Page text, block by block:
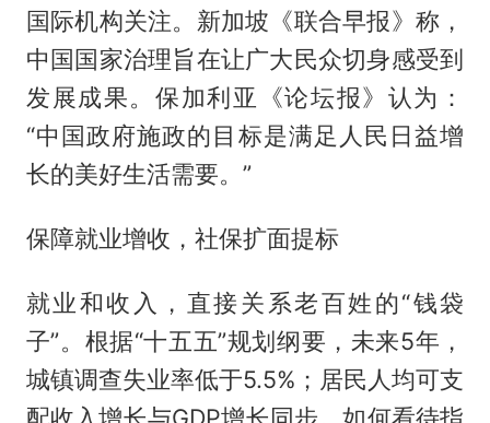
国际机构关注。新加坡《联合早报》称，
中国国家治理旨在让广大民众切身感受到
发展成果。保加利亚《论坛报》认为：
“中国政府施政的目标是满足人民日益增
长的美好生活需要。”
保障就业增收，社保扩面提标
就业和收入，直接关系老百姓的“钱袋
子”。根据“十五五”规划纲要，未来5年，
城镇调查失业率低于5.5%；居民人均可支